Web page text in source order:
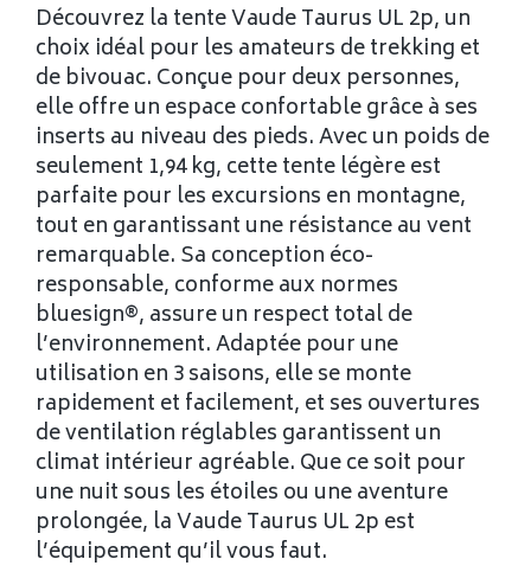
Découvrez la tente Vaude Taurus UL 2p, un
choix idéal pour les amateurs de trekking et
de bivouac. Conçue pour deux personnes,
elle offre un espace confortable grâce à ses
inserts au niveau des pieds. Avec un poids de
seulement 1,94 kg, cette tente légère est
parfaite pour les excursions en montagne,
tout en garantissant une résistance au vent
remarquable. Sa conception éco-
responsable, conforme aux normes
bluesign®, assure un respect total de
l’environnement. Adaptée pour une
utilisation en 3 saisons, elle se monte
rapidement et facilement, et ses ouvertures
de ventilation réglables garantissent un
climat intérieur agréable. Que ce soit pour
une nuit sous les étoiles ou une aventure
prolongée, la Vaude Taurus UL 2p est
l’équipement qu’il vous faut.